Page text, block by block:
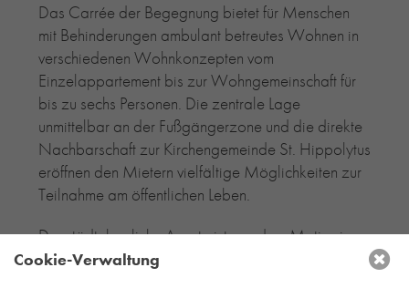
Das Carrée der Begegnung bietet für Menschen
mit Behinderungen ambulant betreutes Wohnen in
verschiedenen Wohnkonzepten vom
Einzelappartement bis zur Wohngemeinschaft für
bis zu sechs Personen. Die zentrale Lage
unmittelbar an der Fußgängerzone und die direkte
Nachbarschaft zur Kirchengemeinde St. Hippolytus
eröffnen den Mietern vielfältige Möglichkeiten zur
Teilnahme am öffentlichen Leben.
Der städtebauliche Ansatz ist aus dem Motiv eines
Kreuzgangs abgeleitet. Unter Einbeziehung der
Cookie-Verwaltung